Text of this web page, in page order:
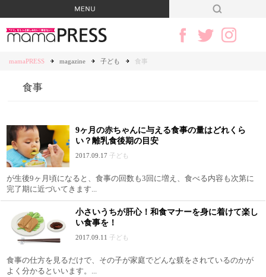
mamaPRESS magazine 子ども 食事
食事
9ヶ月の赤ちゃんに与える食事の量はどれくら
い？離乳食後期の目安
2017.09.17 子ども
が生後9ヶ月頃になると、食事の回数も3回に増え、食べる内容も次第に
完了期に近づいてきます...
小さいうちが肝心！和食マナーを身に着けて楽し
い食事を！
2017.09.11 子ども
食事の仕方を見るだけで、その子が家庭でどんな躾をされているのかが
よく分かるといいます。...